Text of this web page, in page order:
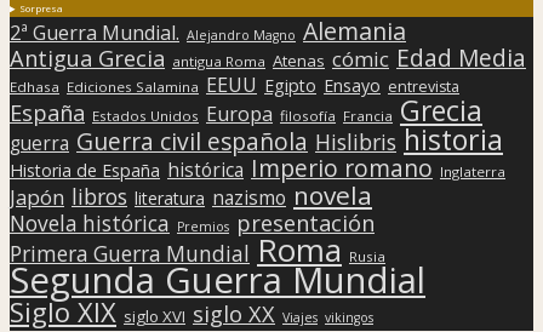
Sorpresa
2ª Guerra Mundial. Alejandro Magno Alemania
Antigua Grecia antigua Roma Atenas cómic Edad Media
Edhasa Ediciones Salamina EEUU Egipto Ensayo entrevista
España Estados Unidos Europa filosofía Francia Grecia
guerra Guerra civil española Hislibris historia
Historia de España histórica Imperio romano Inglaterra
Japón libros literatura nazismo novela
Novela histórica Premios presentación
Primera Guerra Mundial Roma Rusia
Segunda Guerra Mundial
Siglo XIX siglo XVI siglo XX Viajes vikingos